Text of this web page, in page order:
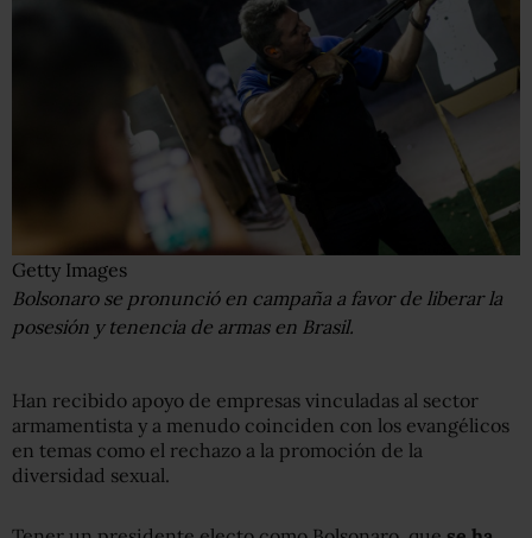
Getty Images
Bolsonaro se pronunció en campaña a favor de liberar la
posesión y tenencia de armas en Brasil.
Han recibido apoyo de empresas vinculadas al sector
armamentista y a menudo coinciden con los evangélicos
en temas como el rechazo a la promoción de la
diversidad sexual.